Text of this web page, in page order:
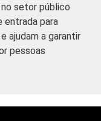
setor público
entrada para
ajudam a garantir
pessoas